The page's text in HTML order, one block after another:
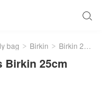

bag > Birkin > Birkin 25CM
Birkin 25cm